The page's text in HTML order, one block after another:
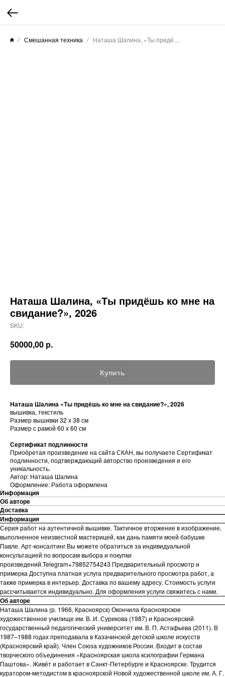
Смешанная техника
Наташа Шалина, «Ты придёшь ко мне на
свидание?», 2026
SKU:
50000,00 р.
Купить
Наташа Шалина «Ты придёшь ко мне на свидание?», 2026
вышивка, текстиль
Размер вышивки 32 x 38 см
Размер с рамой 60 x 60 см
Сертификат подлинности
Приобретая произведение на сайта СКАН, вы получаете Сертификат
подлинности, подтверждающий авторство произведения и его
уникальность.
Автор: Наташа Шалина
Оформление: Работа оформлена
Информация
Об авторе
Доставка
Информация
Серия работ на аутентичной вышивке. Тактичное вторжение в изображение,
выполненное неизвестной мастерицей, как дань памяти моей бабушке
Павле. Арт-консалтинг Вы можете обратиться за индивидуальной
консультацией по вопросам выбора и покупки
произведений.Telegram+79852754243 Предварительный просмотр и
примерка Доступна платная услуга предварительного просмотра работ, а
также примерка в интерьер. Доставка по вашему адресу. Стоимость услуги
рассчитывается индивидуально. Для оформления услуги свяжитесь с нами.
Об авторе
Наташа Шалина (р. 1966, Красноярск) Окончила Красноярское
художественное училище им. В. И. Сурикова (1987) и Красноярский
государственный педагогический университет им. В. П. Астафьева (2011). В
1987–1988 годах преподавала в Казачинской детской школе искусств
(Красноярский край). Член Союза художников России. Входит в состав
творческого объединения «Красноярская школа ксилографии Германа
Паштова». Живёт и работает в Санкт-Петербурге и Красноярске. Трудится
куратором-методистом в красноярской Новой художественной школе им. А. Г.